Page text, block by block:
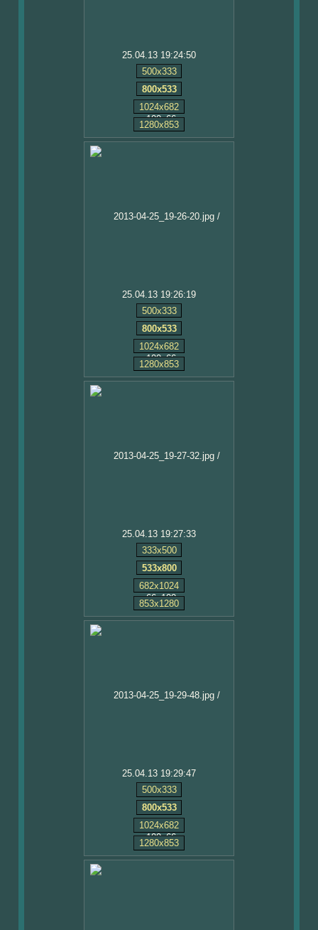
25.04.13 19:24:50
500x333
800x533
1024x682
1280x853
25.04.13 19:26:19
500x333
800x533
1024x682
1280x853
25.04.13 19:27:33
333x500
533x800
682x1024
853x1280
25.04.13 19:29:47
500x333
800x533
1024x682
1280x853